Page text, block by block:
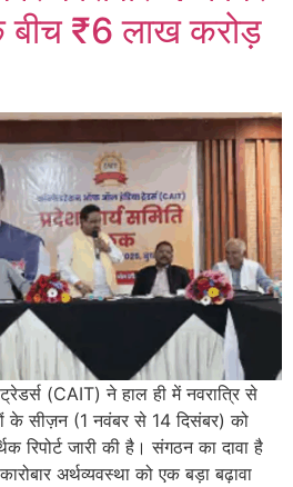
₹6 लाख करोड़
(CAIT) ने हाल ही में नवरात्रि से
के सीज़न (1 नवंबर से 14 दिसंबर) को
रिपोर्ट जारी की है। संगठन का दावा है
अर्थव्यवस्था को एक बड़ा बढ़ावा